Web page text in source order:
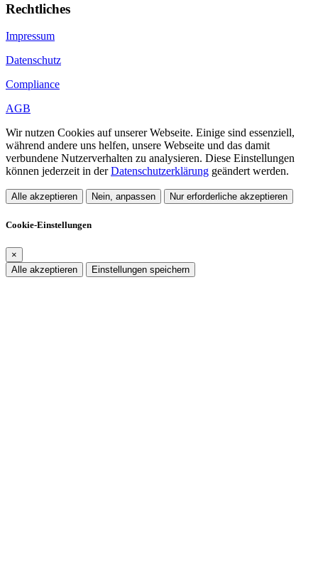
Rechtliches
Impressum
Datenschutz
Compliance
AGB
Wir nutzen Cookies auf unserer Webseite. Einige sind essenziell,
während andere uns helfen, unsere Webseite und das damit
verbundene Nutzerverhalten zu analysieren. Diese Einstellungen
können jederzeit in derDatenschutzerklärung geändert werden.
Alle akzeptieren Nein, anpassen Nur erforderliche akzeptieren
Cookie-Einstellungen
×
Alle akzeptieren
Einstellungen speichern